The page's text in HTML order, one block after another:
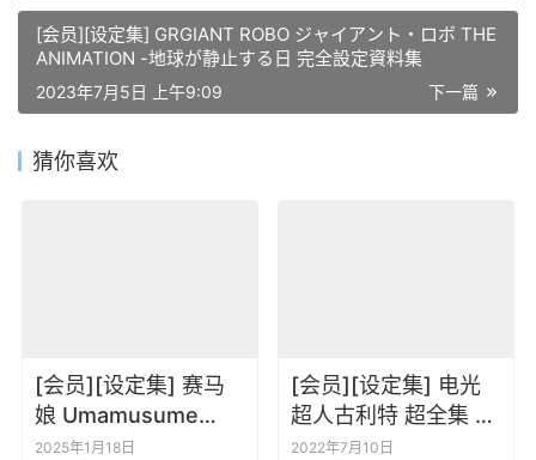
[会员][设定集] GRGIANT ROBO ジャイアント・ロボ THE
ANIMATION -地球が静止する日 完全設定資料集
下一篇
2023年7月5日 上午9:09
猜你喜欢
[会员][设定集] 赛马
娘 Umamusume
Pretty Derby
2025年1月18日
[会员][设定集] 电光
超人古利特 超全集 19
版
2022年7月10日